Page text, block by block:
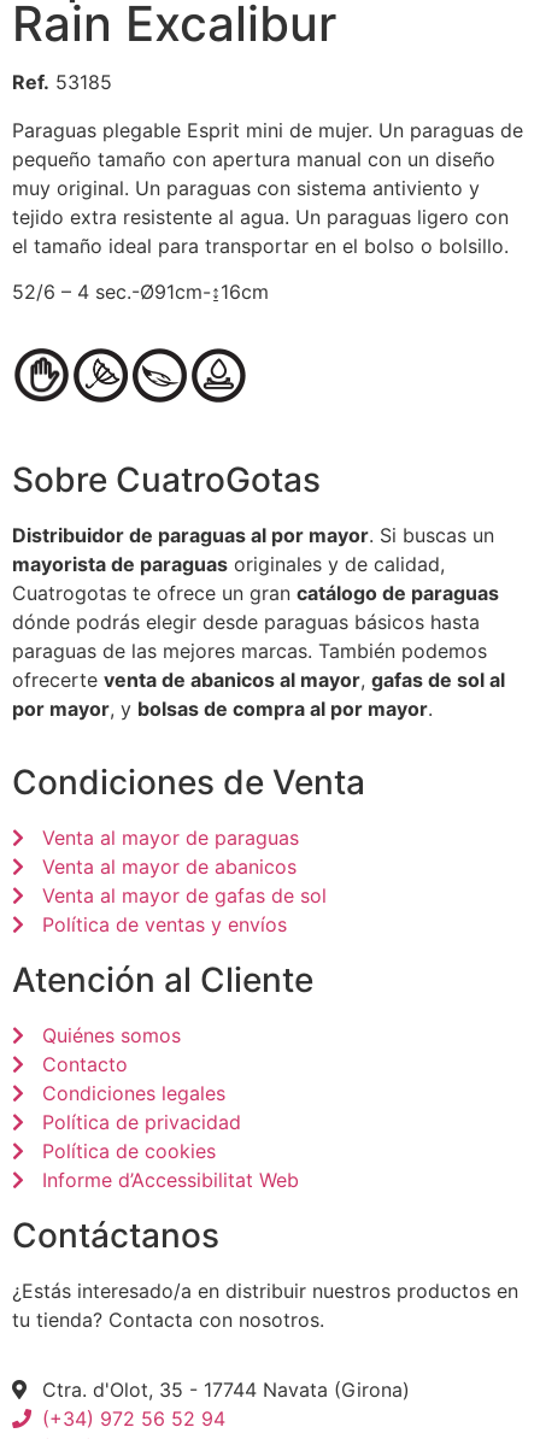
Rain Excalibur
Ref. 53185
Paraguas plegable Esprit mini de mujer. Un paraguas de
pequeño tamaño con apertura manual con un diseño
muy original. Un paraguas con sistema antiviento y
tejido extra resistente al agua. Un paraguas ligero con
el tamaño ideal para transportar en el bolso o bolsillo.
52/6 – 4 sec.-Ø91cm-↨16cm
Sobre CuatroGotas
Distribuidor de paraguas al por mayor. Si buscas un
mayorista de paraguas originales y de calidad,
Cuatrogotas te ofrece un gran catálogo de paraguas
dónde podrás elegir desde paraguas básicos hasta
paraguas de las mejores marcas. También podemos
ofrecerte venta de abanicos al mayor, gafas de sol al
por mayor, y bolsas de compra al por mayor.
Condiciones de Venta
Venta al mayor de paraguas
Venta al mayor de abanicos
Venta al mayor de gafas de sol
Política de ventas y envíos
Atención al Cliente
Quiénes somos
Contacto
Condiciones legales
Política de privacidad
Política de cookies
Informe d’Accessibilitat Web
Contáctanos
¿Estás interesado/a en distribuir nuestros productos en
tu tienda? Contacta con nosotros.
Ctra. d'Olot, 35 - 17744 Navata (Girona)
(+34) 972 56 52 94